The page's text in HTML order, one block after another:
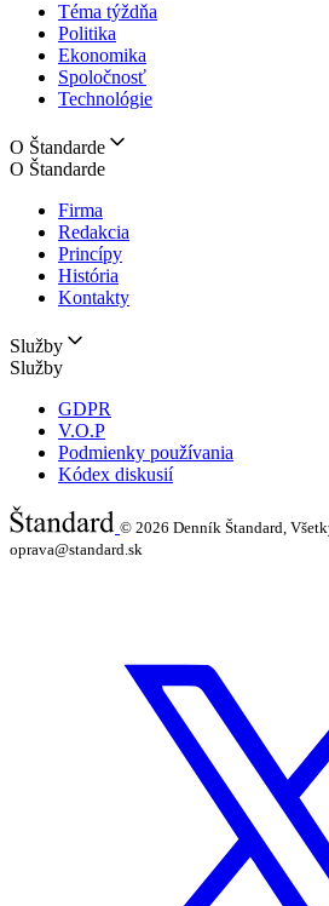
Téma týždňa
Politika
Ekonomika
Spoločnosť
Technológie
O Štandarde
O Štandarde
Firma
Redakcia
Princípy
História
Kontakty
Služby
Služby
GDPR
V.O.P
Podmienky používania
Kódex diskusií
© 2026 Denník Štandard,
oprava@standard.sk